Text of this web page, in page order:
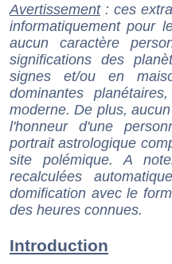
Avertissement: ces
informatiquement pour
aucun caractère
significations des
signes et/ou en
dominantes
moderne. De plus,
l'honneur d'une
portrait astrologique
site polémique. A
recalculées
domification avec le
des heures connues.
Introduction